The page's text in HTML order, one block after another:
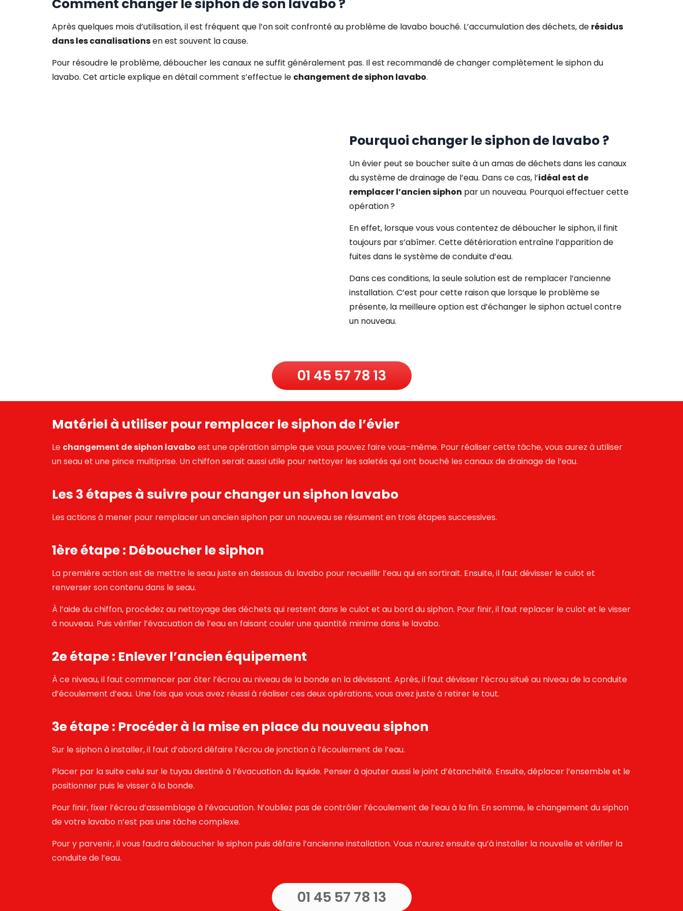
Comment changer le siphon de son lavabo ?
Après quelques mois d’utilisation, il est fréquent que l’on soit confronté au problème de lavabo bouché. L’accumulation des déchets, de résidus
dans les canalisationsen est souvent la cause.
Pour résoudre le problème, déboucher les canaux ne suffit généralement pas. Il est recommandé de changer complètement le siphon du
lavabo. Cet article explique en détail comment s’effectue le changement de siphon lavabo.
Pourquoi changer le siphon de lavabo ?
Un évier peut se boucher suite à un amas de déchets dans les canaux
du système de drainage de l’eau. Dans ce cas, l’idéal est de
remplacer l’ancien siphon par un nouveau. Pourquoi effectuer cette
opération ?
En effet, lorsque vous vous contentez dedéboucher le siphon, il finit
toujours par s’abîmer. Cette détérioration entraîne l’apparition de
fuites dans le système de conduite d’eau.
Dans ces conditions, la seule solution est de remplacer l’ancienne
installation. C’est pour cette raison que lorsque le problème se
présente, la meilleure option est d’échanger le siphon actuel contre
un nouveau.
01 45 57 78 13
Matériel à utiliser pour remplacer le siphon de l’évier
Le changement de siphon lavabo est une opération simple que vous pouvez faire vous-même. Pour réaliser cette tâche, vous aurez à utiliser
un seau et une pince multiprise. Un chiffon serait aussi utile pour nettoyer les saletés qui ont bouché les canaux de drainage de l’eau.
Les 3 étapes à suivre pour changer un siphon lavabo
Les actions à mener pour remplacer un ancien siphon par un nouveau se résument en trois étapes successives.
1ère étape : Déboucher le siphon
La première action est de mettre le seau juste en dessous du lavabo pour recueillir l’eau qui en sortirait. Ensuite, il faut dévisser le culot et
renverser son contenu dans le seau.
À l’aide du chiffon, procédez au nettoyage des déchets qui restent dans le culot et au bord du siphon. Pour finir, il faut replacer le culot et le visser
à nouveau. Puis vérifier l’évacuation de l’eau en faisant couler une quantité minime dans le lavabo.
2e étape : Enlever l’ancien équipement
À ce niveau, il faut commencer par ôter l’écrou au niveau de la bonde en la dévissant. Après, il faut dévisser l’écrou situé au niveau de la conduite
d’écoulement d’eau. Une fois que vous avez réussi à réaliser ces deux opérations, vous avez juste à retirer le tout.
3e étape : Procéder à la mise en place du nouveau siphon
Sur le siphon à installer, il faut d’abord défaire l’écrou de jonction à l’écoulement de l’eau.
Placer par la suite celui sur le tuyau destiné à l’évacuation du liquide. Penser à ajouter aussi le joint d’étanchéité. Ensuite, déplacer l’ensemble et le
positionner puis le visser à la bonde.
Pour finir, fixer l’écrou d’assemblage à l’évacuation. N’oubliez pas de contrôler l’écoulement de l’eau à la fin. En somme, le changement du siphon
de votre lavabo n’est pas une tâche complexe.
Pour y parvenir, il vous faudra déboucher le siphon puis défaire l’ancienne installation. Vous n’aurez ensuite qu’à installer la nouvelle et vérifier la
conduite de l’eau.
01 45 57 78 13